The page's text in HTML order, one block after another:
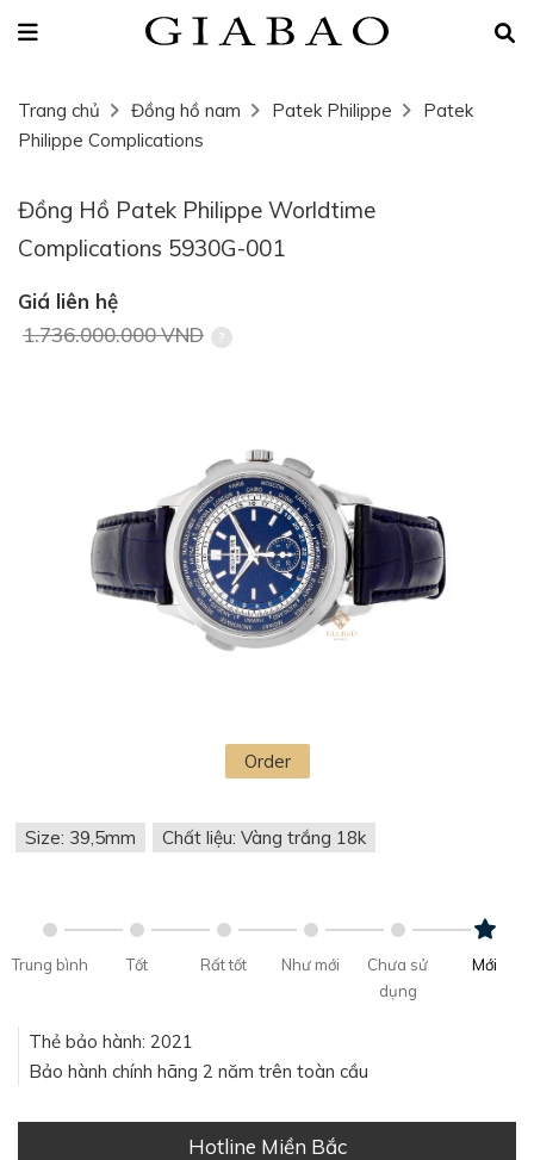
Trang chủ Đồng hồ nam Patek Philippe
Patek
Philippe Complications
Đồng Hồ Patek Philippe Worldtime
Complications 5930G-001
Giá liên hệ
1.736.000.000 VND
Order
Size: 39,5mm Chất liệu: Vàng trắng 18k
Trung bình Tốt Rất tốt Như mới
Chưa sử
dụng
Mới
Thẻ bảo hành: 2021
Bảo hành chính hãng 2 năm trên toàn cầu
Hotline Miền Bắc